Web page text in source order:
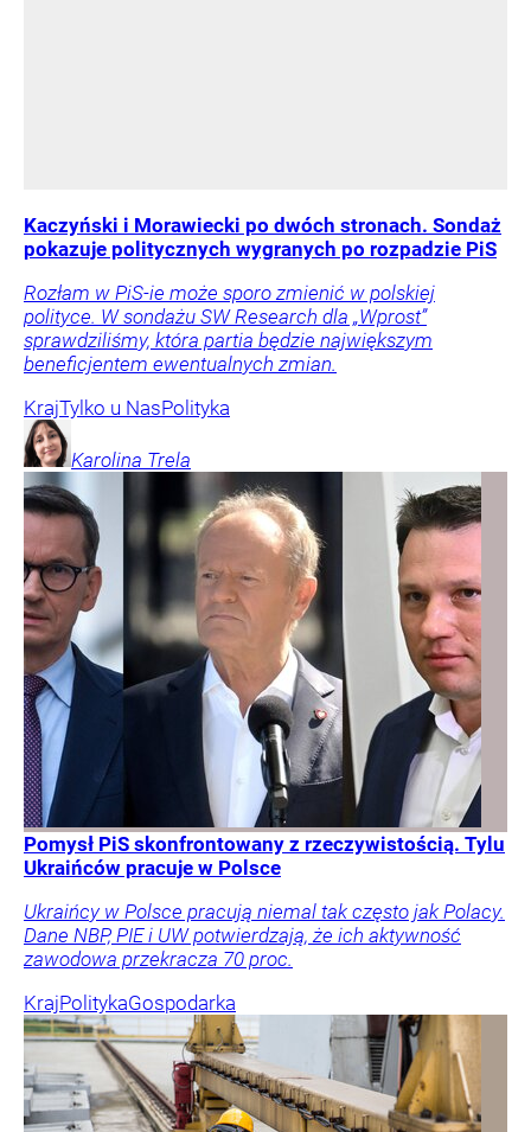
Kaczyński i Morawiecki po dwóch stronach. Sondaż
pokazuje politycznych wygranych po rozpadzie PiS
Rozłam w PiS-ie może sporo zmienić w polskiej
polityce. W sondażu SW Research dla „Wprost”
sprawdziliśmy, która partia będzie największym
beneficjentem ewentualnych zmian.
KrajTylko u NasPolityka
Karolina Trela
Pomysł PiS skonfrontowany z rzeczywistością. Tylu
Ukraińców pracuje w Polsce
Ukraińcy w Polsce pracują niemal tak często jak Polacy.
Dane NBP, PIE i UW potwierdzają, że ich aktywność
zawodowa przekracza 70 proc.
KrajPolitykaGospodarka